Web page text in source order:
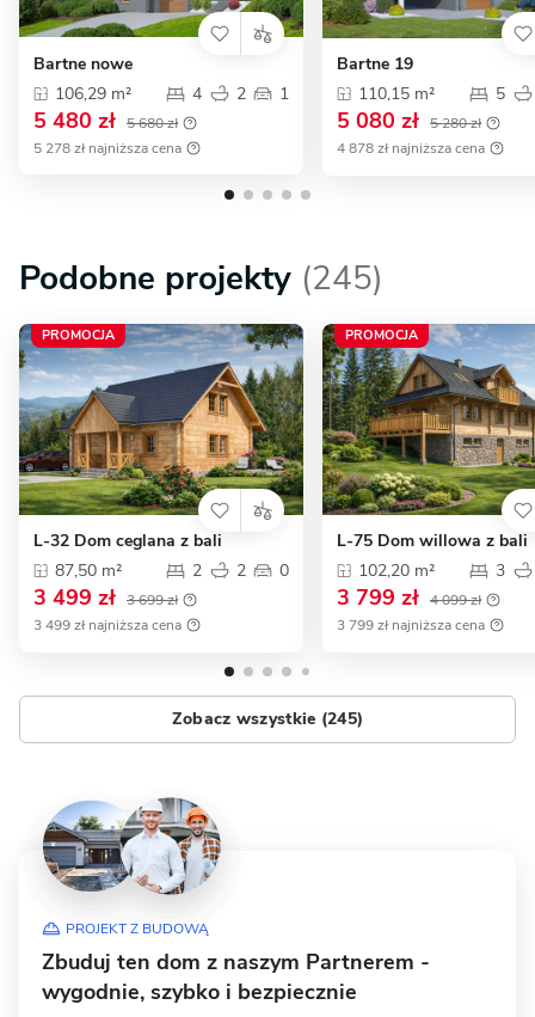
Bartne nowe
106,29 m²
4 2 1
5 480 zł 5 680 zł
5 278 zł najniższa cena
Bartne 19
110,15 m²
5
5 080 zł 5 280 zł
4 878 zł najniższa cena
Podobne projekty (245)
PROMOCJA
L-32 Dom ceglana z bali
87,50 m²
2 2 0
3 499 zł 3 699 zł
3 499 zł najniższa cena
PROMOCJA
L-75 Dom willowa z bali
102,20 m²
3
3 799 zł 4 099 zł
3 799 zł najniższa cena
Zobacz wszystkie (245)
PROJEKT Z BUDOWĄ
Zbuduj ten dom z naszym Partnerem -
wygodnie, szybko i bezpiecznie